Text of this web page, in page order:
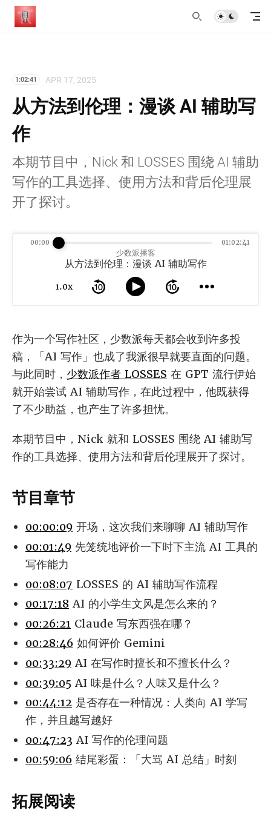
1:02:41 APR 17, 2025
从方法到伦理：漫谈 AI 辅助写
作
本期节目中，Nick 和 LOSSES 围绕 AI 辅助
写作的工具选择、使用方法和背后伦理展
开了探讨。
少数派播客
从方法到伦理：漫谈 AI 辅助写作
1.0x
00:00 01:02:41
作为一个写作社区，少数派每天都会收到许多投
稿，「AI 写作」也成了我派很早就要直面的问题。
与此同时， 少数派作者 LOSSES 在 GPT 流行伊始
就开始尝试 AI 辅助写作，在此过程中，他既获得
了不少助益，也产生了许多担忧。
本期节目中，Nick 就和 LOSSES 围绕 AI 辅助写
作的工具选择、使用方法和背后伦理展开了探讨。
节目章节
00:00:09 开场，这次我们来聊聊 AI 辅助写作
00:01:49 先笼统地评价一下时下主流 AI 工具的
写作能力
00:08:07 LOSSES 的 AI 辅助写作流程
00:17:18 AI 的小学生文风是怎么来的？
00:26:21 Claude 写东西强在哪？
00:28:46 如何评价 Gemini
00:33:29 AI 在写作时擅长和不擅长什么？
00:39:05 AI 味是什么？人味又是什么？
00:44:12 是否存在一种情况：人类向 AI 学写
作，并且越写越好
00:47:23 AI 写作的伦理问题
00:59:06 结尾彩蛋：「大骂 AI 总结」时刻
拓展阅读